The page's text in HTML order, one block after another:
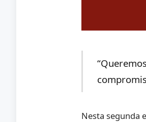
Nesta segunda